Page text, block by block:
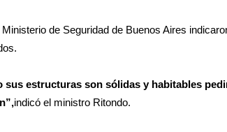
de Seguridad de Buenos Aires
sus estructuras son sólidas y habitables
indicó el ministro Ritondo.